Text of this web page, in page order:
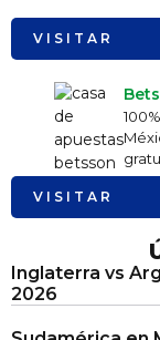
VISITAR
VISITAR
Inglaterra vs
2026